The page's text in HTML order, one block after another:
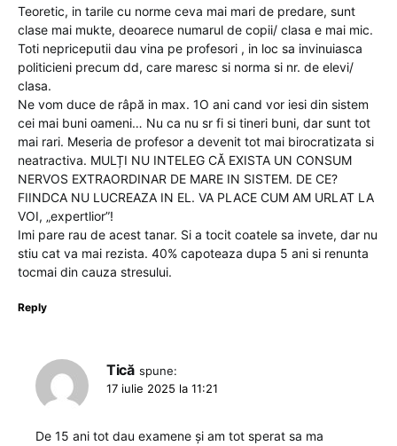
Teoretic, in tarile cu norme ceva mai mari de predare, sunt
clase mai mukte, deoarece numarul de copii/ clasa e mai mic.
Toti nepriceputii dau vina pe profesori , in loc sa invinuiasca
politicieni precum dd, care maresc si norma si nr. de elevi/
clasa.
Ne vom duce de râpă in max. 1O ani cand vor iesi din sistem
cei mai buni oameni… Nu ca nu sr fi si tineri buni, dar sunt tot
mai rari. Meseria de profesor a devenit tot mai birocratizata si
neatractiva. MULȚI NU INTELEG CĂ EXISTA UN CONSUM
NERVOS EXTRAORDINAR DE MARE IN SISTEM. DE CE?
FIINDCA NU LUCREAZA IN EL. VA PLACE CUM AM URLAT LA
VOI, „expertlior”!
Imi pare rau de acest tanar. Si a tocit coatele sa invete, dar nu
stiu cat va mai rezista. 40% capoteaza dupa 5 ani si renunta
tocmai din cauza stresului.
Reply
Tică spune:
17 iulie 2025 la 11:21
De 15 ani tot dau examene și am tot sperat sa ma